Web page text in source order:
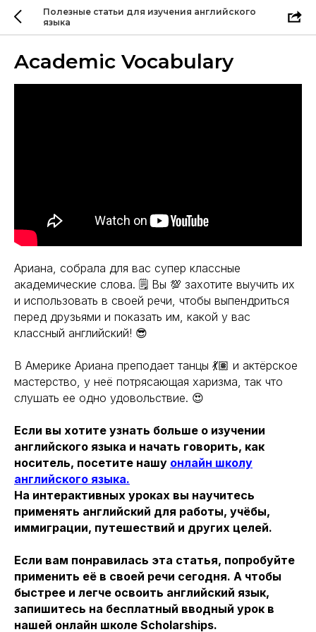
Полезные статьи для изучения английского
языка
Academic Vocabulary
Ариана, собрала для вас супер классные
академические слова. 🗒 Вы 💯 захотите выучить их
и использовать в своей речи, чтобы выпендриться
перед друзьями и показать им, какой у вас
классный английский! 😎
В Америке Ариана преподает танцы 💃🏽 и актёрское
мастерство, у неё потрясающая харизма, так что
слушать ее одно удовольствие. 😍
Если вы хотите узнать больше о изучении
английского языка и начать говорить, как
носитель, посетите нашу онлайн школу
английского языка.
На интерактивных уроках вы научитесь
применять английский для работы, учёбы,
иммиграции, путешествий и других целей.
Если вам понравилась эта статья, попробуйте
применить её в своей речи сегодня. А чтобы
быстрее и легче освоить английский язык,
запишитесь на бесплатный вводный урок в
нашей онлайн школе Scholarships.